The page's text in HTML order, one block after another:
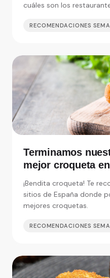
cuáles son los
RECOMENDACIONES
Terminamos
mejor croqueta
¡Bendita croqueta! Te
sitios de España donde
mejores croquetas.
RECOMENDACIONES